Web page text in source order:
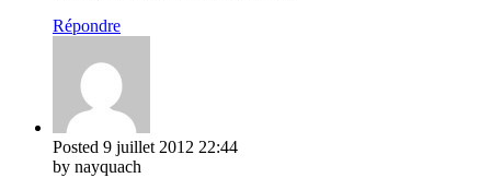
Répondre
Posted 9 juillet 2012 22:44
by nayquach